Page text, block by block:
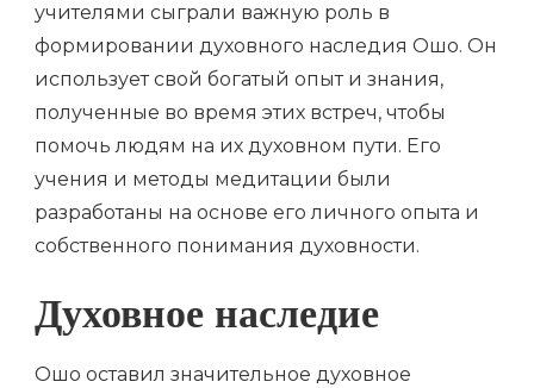
учителями сыграли важную роль в
формировании духовного наследия Ошо. Он
использует свой богатый опыт и знания,
полученные во время этих встреч, чтобы
помочь людям на их духовном пути. Его
учения и методы медитации были
разработаны на основе его личного опыта и
собственного понимания духовности.
Духовное наследие
Ошо оставил значительное духовное